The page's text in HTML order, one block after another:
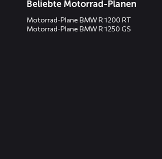
Beliebte Motorrad-Planen
Motorrad-Plane BMW R 1200 RT
Motorrad-Plane BMW R 1250 GS